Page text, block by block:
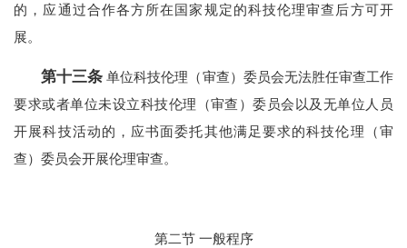
的，应通过合作各方所在国家规定的科技伦理审查后方可开
展。
第十三条 单位科技伦理（审查）委员会无法胜任审查工作
要求或者单位未设立科技伦理（审查）委员会以及无单位人员
开展科技活动的，应书面委托其他满足要求的科技伦理（审
查）委员会开展伦理审查。
第二节 一般程序